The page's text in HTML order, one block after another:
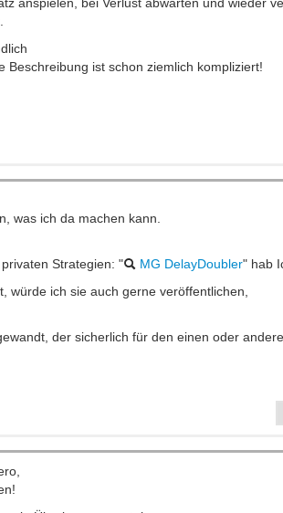
Beschreibung ist schon ziemlich kompliziert!
was ich da machen kann.
Strategien: "
MG DelayDoubler" hab
würde ich sie auch gerne veröffentlichen,
der sicherlich für den einen oder